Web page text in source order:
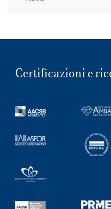
Certificazioni e